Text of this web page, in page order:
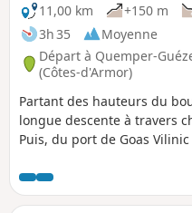
11,00 km
+150 m
3h 35
Moyenne
Départ à Quemper-
(Côtes-d'Armor)
Partant des hauteurs du
longue descente à travers
Puis, du port de Goas
confluent du Leff et du